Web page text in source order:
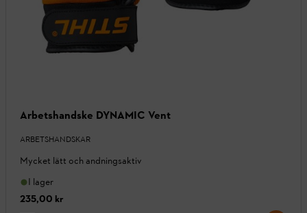
Arbetshandske DYNAMIC Vent
ARBETSHANDSKAR
Mycket lätt och andningsaktiv
I lager
235,00 kr